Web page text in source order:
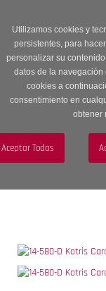
Utilizamos cookies y
persistentes, para
personalizar su
datos de la navegación
cookies a
consentimiento en
obtener
descuento
navigation
Menú